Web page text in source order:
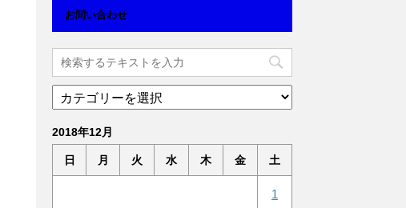
お問い合わせ
2018年12月
日 月 火 水 木 金 土
1